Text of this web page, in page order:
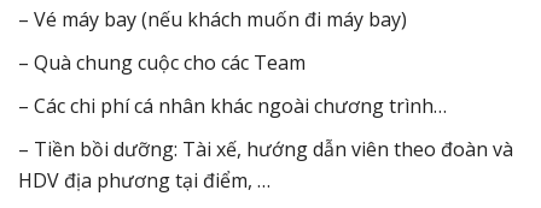
– Vé máy bay (nếu khách muốn đi máy bay)
– Quà chung cuộc cho các Team
– Các chi phí cá nhân khác ngoài chương trình…
– Tiền bồi dưỡng: Tài xế, hướng dẫn viên theo đoàn và
HDV địa phương tại điểm, …